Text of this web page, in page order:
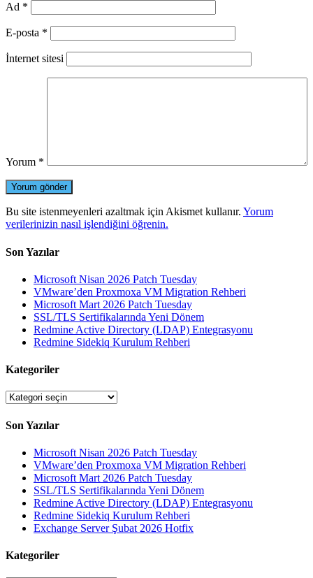
Ad *
E-posta *
İnternet sitesi
Yorum *
Bu site istenmeyenleri azaltmak için Akismet kullanır. Yorum
verilerinizin nasıl işlendiğini öğrenin.
Son Yazılar
Microsoft Nisan 2026 Patch Tuesday
VMware’den Proxmoxa VM Migration Rehberi
Microsoft Mart 2026 Patch Tuesday
SSL/TLS Sertifikalarında Yeni Dönem
Redmine Active Directory (LDAP) Entegrasyonu
Redmine Sidekiq Kurulum Rehberi
Kategoriler
Kategoriler
Son Yazılar
Microsoft Nisan 2026 Patch Tuesday
VMware’den Proxmoxa VM Migration Rehberi
Microsoft Mart 2026 Patch Tuesday
SSL/TLS Sertifikalarında Yeni Dönem
Redmine Active Directory (LDAP) Entegrasyonu
Redmine Sidekiq Kurulum Rehberi
Exchange Server Şubat 2026 Hotfix
Kategoriler